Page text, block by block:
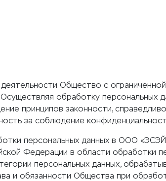
Общество с
обработку персональных
принципов законности,
за соблюдение
персональных данных в ООО
Федерации в области обработки
персональных данных,
и обязанности Общества при